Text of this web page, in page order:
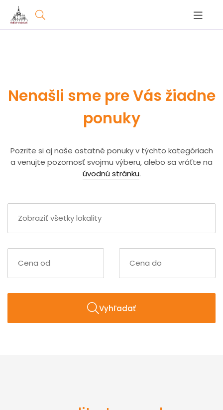
Nenašli sme pre Vás žiadne
ponuky
Pozrite si aj naše ostatné ponuky v týchto kategóriach
a venujte pozornosť svojmu výberu, alebo sa vráťte na
úvodnú stránku.
Vyhľadať